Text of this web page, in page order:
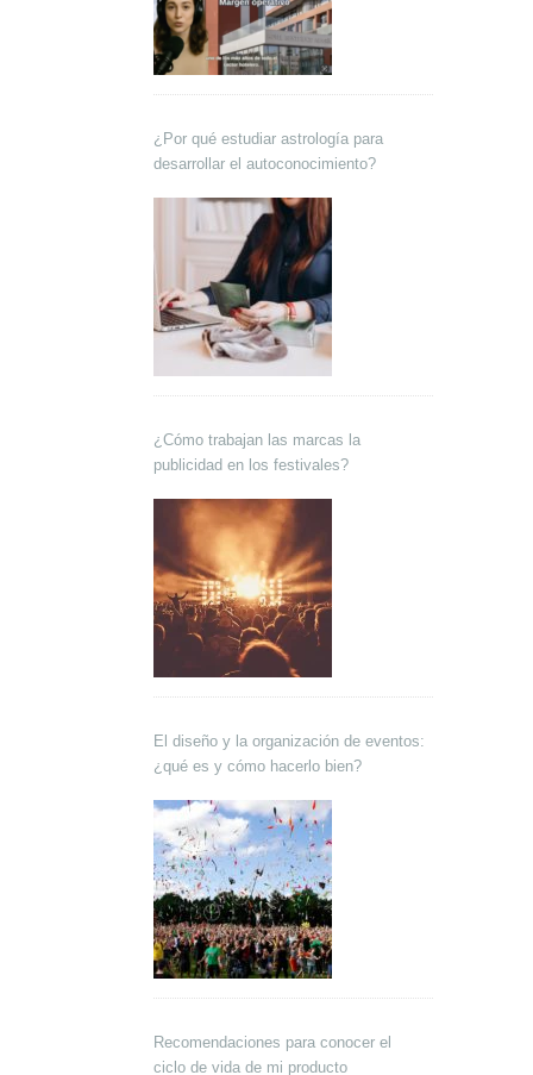
¿Por qué estudiar astrología para
desarrollar el autoconocimiento?
¿Cómo trabajan las marcas la
publicidad en los festivales?
El diseño y la organización de eventos:
¿qué es y cómo hacerlo bien?
Recomendaciones para conocer el
ciclo de vida de mi producto